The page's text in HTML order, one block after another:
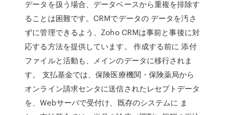
データを扱う場合、データベースから重複を排除す
ることは困難です。CRMでデータの データを汚さ
ずに管理できるよう、Zoho CRMは事前と事後に対
応する方法を提供しています。 作成する前に 添付
ファイルと活動も、メインのデータに移行されま
す。 支払基金では、保険医療機関・保険薬局から
オンライン請求センタに送信されたレセプトデータ
を、Webサーバで受付け、既存のシステムに ま